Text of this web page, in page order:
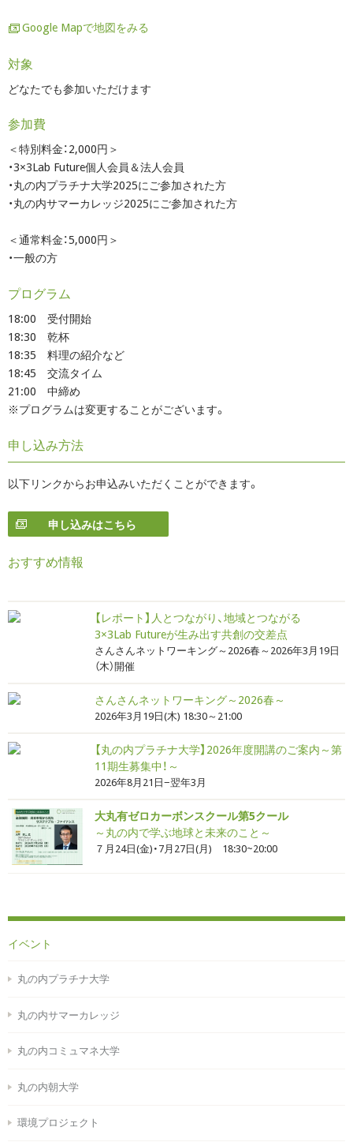
Google Mapで地図をみる
対象
どなたでも参加いただけます
参加費
＜特別料金：2,000円＞
・3×3Lab Future個人会員＆法人会員
・丸の内プラチナ大学2025にご参加された方
・丸の内サマーカレッジ2025にご参加された方
＜通常料金：5,000円＞
・一般の方
プログラム
18:00 受付開始
18:30 乾杯
18:35 料理の紹介など
18:45 交流タイム
21:00 中締め
※プログラムは変更することがございます。
申し込み方法
以下リンクからお申込みいただくことができます。
申し込みはこちら
おすすめ情報
【レポート】人とつながり、地域とつながる
3×3Lab Futureが生み出す共創の交差点
さんさんネットワーキング～2026春～2026年3月19日
（木）開催
さんさんネットワーキング～2026春～
2026年3月19日(木) 18:30～21:00
【丸の内プラチナ大学】2026年度開講のご案内～第
11期生募集中！～
2026年8月21日−翌年3月
大丸有ゼロカーボンスクール第5クール
～丸の内で学ぶ地球と未来のこと～
７月24日(金)・7月27日(月) 18:30~20:00
イベント
丸の内プラチナ大学
丸の内サマーカレッジ
丸の内コミュマネ大学
丸の内朝大学
環境プロジェクト